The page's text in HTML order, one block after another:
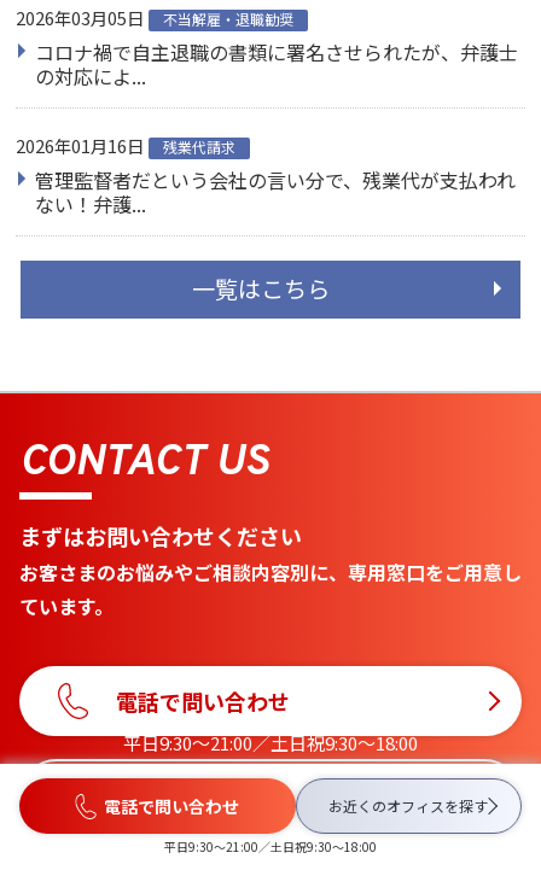
2026年03月05日 不当解雇・退職勧奨
コロナ禍で自主退職の書類に署名させられたが、弁護士
の対応によ...
2026年01月16日 残業代請求
管理監督者だという会社の言い分で、残業代が支払われ
ない！弁護...
一覧はこちら
電話で問い合わせ お近くのオフィスを探す
平日9:30〜21:00／土日祝9:30〜18:00
CONTACT US
まずはお問い合わせください
お客さまのお悩みやご相談内容別に、専用窓口をご用意し
ています。
電話で問い合わせ
平日9:30〜21:00／土日祝9:30〜18:00
メールで問い合わせ